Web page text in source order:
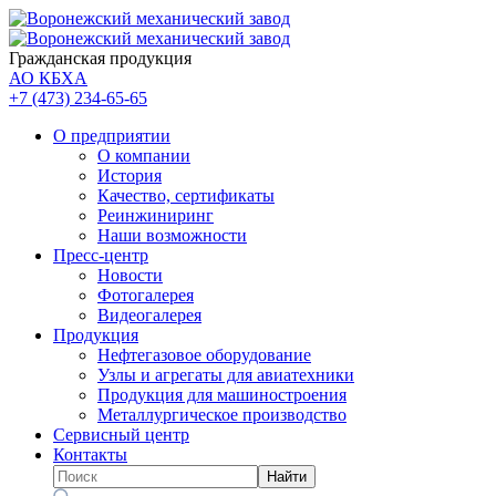
Гражданская продукция
АО КБХА
+7 (473) 234-65-65
О предприятии
О компании
История
Качество, сертификаты
Реинжиниринг
Наши возможности
Пресс-центр
Новости
Фотогалерея
Видеогалерея
Продукция
Нефтегазовое оборудование
Узлы и агрегаты для авиатехники
Продукция для машиностроения
Металлургическое производство
Сервисный центр
Контакты
Найти